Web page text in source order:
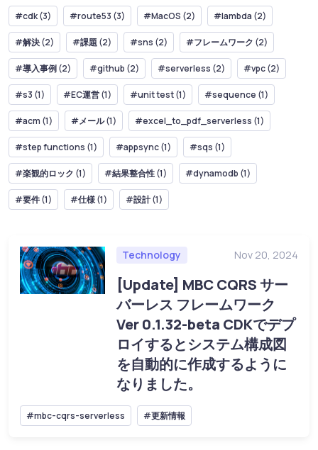
#cdk (3) #route53 (3) #MacOS (2) #lambda (2)
#解決 (2) #課題 (2) #sns (2) #フレームワーク (2)
#導入事例 (2) #github (2) #serverless (2) #vpc (2)
#s3 (1) #EC運営 (1) #unit test (1) #sequence (1)
#acm (1) #メール (1) #excel_to_pdf_serverless (1)
#step functions (1) #appsync (1) #sqs (1)
#楽観的ロック (1) #結果整合性 (1) #dynamodb (1)
#要件 (1) #仕様 (1) #設計 (1)
Technology Nov 20, 2024
[Update] MBC CQRS サー
バーレス フレームワーク
Ver 0.1.32-beta CDKでデプ
ロイするとシステム構成図
を自動的に作成するように
なりました。
#mbc-cqrs-serverless #更新情報